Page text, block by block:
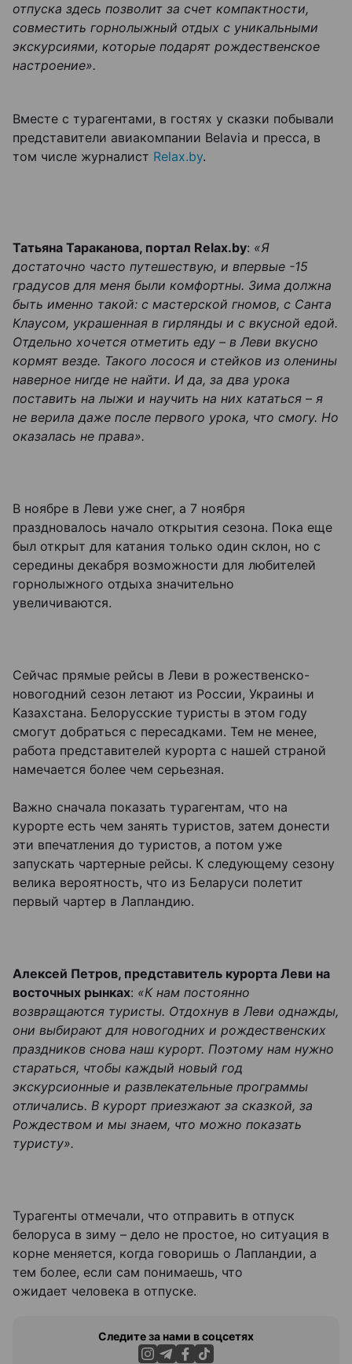
отпуска здесь позволит за счет компактности,
совместить горнолыжный отдых с уникальными
экскурсиями, которые подарят рождественское
настроение».
Вместе с турагентами, в гостях у сказки побывали
представители авиакомпании Belavia и пресса, в
том числе журналист Relax.by.
Татьяна Тараканова, портал Relax.by: «Я
достаточно часто путешествую, и впервые -15
градусов для меня были комфортны. Зима должна
быть именно такой: с мастерской гномов, с Санта
Клаусом, украшенная в гирлянды и с вкусной едой.
Отдельно хочется отметить еду – в Леви вкусно
кормят везде. Такого лосося и стейков из оленины
наверное нигде не найти. И да, за два урока
поставить на лыжи и научить на них кататься – я
не верила даже после первого урока, что смогу. Но
оказалась не права».
В ноябре в Леви уже снег, а 7 ноября
праздновалось начало открытия сезона. Пока еще
был открыт для катания только один склон, но с
середины декабря возможности для любителей
горнолыжного отдыха значительно
увеличиваются.
Сейчас прямые рейсы в Леви в рожественско-
новогодний сезон летают из России, Украины и
Казахстана. Белорусские туристы в этом году
смогут добраться с пересадками. Тем не менее,
работа представителей курорта с нашей страной
намечается более чем серьезная.
Важно сначала показать турагентам, что на
курорте есть чем занять туристов, затем донести
эти впечатления до туристов, а потом уже
запускать чартерные рейсы. К следующему сезону
велика вероятность, что из Беларуси полетит
первый чартер в Лапландию.
Алексей Петров, представитель курорта Леви на
восточных рынках: «К нам постоянно
возвращаются туристы. Отдохнув в Леви однажды,
они выбирают для новогодних и рождественских
праздников снова наш курорт. Поэтому нам нужно
стараться, чтобы каждый новый год
экскурсионные и развлекательные программы
отличались. В курорт приезжают за сказкой, за
Рождеством и мы знаем, что можно показать
туристу».
Турагенты отмечали, что отправить в отпуск
белоруса в зиму – дело не простое, но ситуация в
корне меняется, когда говоришь о Лапландии, а
тем более, если сам понимаешь, что
ожидает человека в отпуске.
Следите за нами в соцсетях